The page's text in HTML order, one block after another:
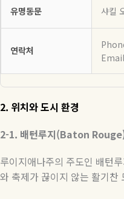
유명동문 샤킬
연락처
2. 위치와도시 환경
2-1. 배턴루지(Baton
루이지애나주의 주도인 배턴
와 축제가 끊이지 않는 활기찬